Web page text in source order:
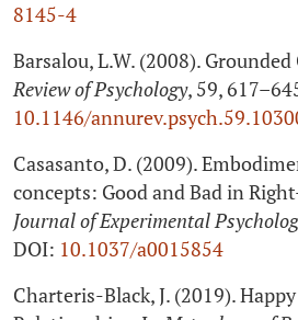
8145-4
Barsalou, L.W. (2008).
Review of Psychology, 59,
10.1146/
Casasanto, D. (2009).
concepts: Good and Bad in
Journal of Experimental
DOI: 10.1037/a0015854
Charteris-Black, J. (2019).